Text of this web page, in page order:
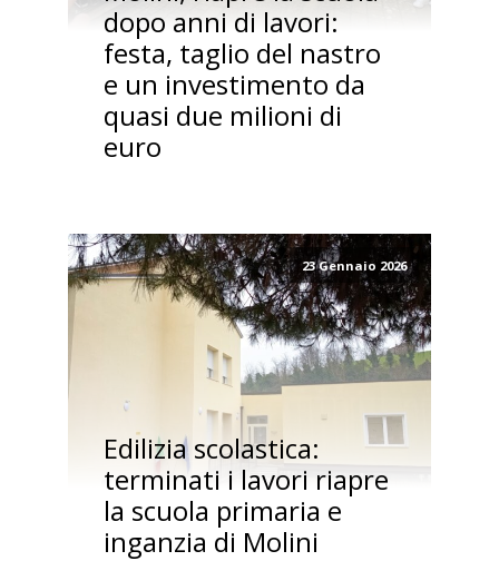
dopo anni di lavori:
festa, taglio del nastro
e un investimento da
quasi due milioni di
euro
23 Gennaio 2026
Edilizia scolastica:
terminati i lavori riapre
la scuola primaria e
inganzia di Molini